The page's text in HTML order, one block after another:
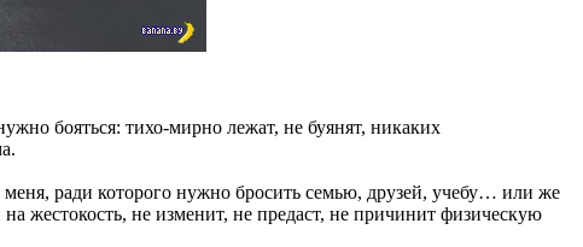
бояться: тихо-мирно лежат, не буянят, никаких
ради которого нужно бросить семью, друзей, учебу… или же
жестокость, не изменит, не предаст, не причинит физическую